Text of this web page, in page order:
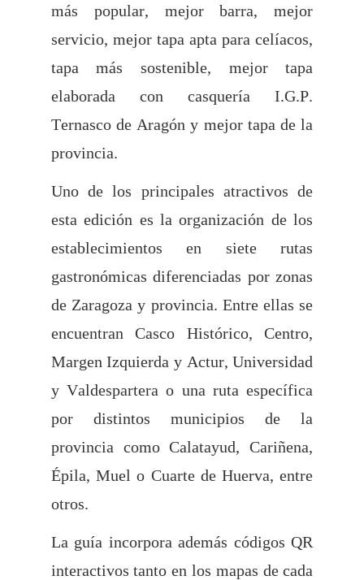
más popular, mejor barra, mejor
servicio, mejor tapa apta para celíacos,
tapa más sostenible, mejor tapa
elaborada con casquería I.G.P.
Ternasco de Aragón y mejor tapa de la
provincia.
Uno de los principales atractivos de
esta edición es la organización de los
establecimientos en siete rutas
gastronómicas diferenciadas por zonas
de Zaragoza y provincia. Entre ellas se
encuentran Casco Histórico, Centro,
Margen Izquierda y Actur, Universidad
y Valdespartera o una ruta específica
por distintos municipios de la
provincia como Calatayud, Cariñena,
Épila, Muel o Cuarte de Huerva, entre
otros.
La guía incorpora además códigos QR
interactivos tanto en los mapas de cada